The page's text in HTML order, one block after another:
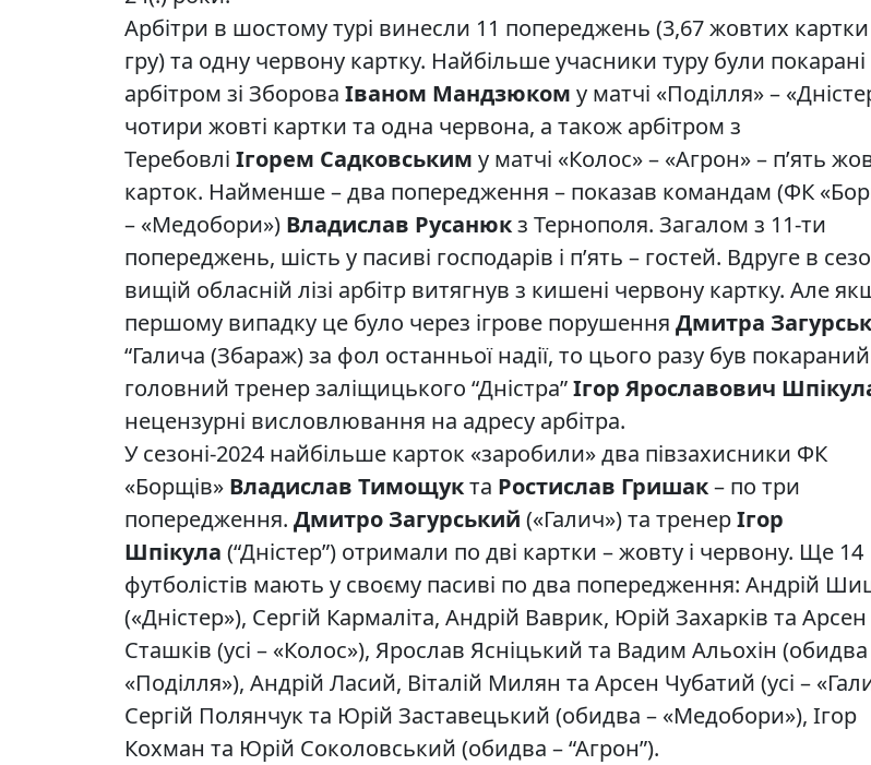
Арбітри в шостому турі винесли 11 попереджень (3,67 жовтих картки
гру) та одну червону картку. Найбільше учасники туру були покарані
арбітром зі Зборова Іваном Мандзюком у матчі «Поділля» –
чотири жовті картки та одна червона, а також арбітром з
Теребовлі Ігорем Садковським у матчі «Колос» – «Агрон» – п’ять
карток. Найменше – два попередження – показав командам (ФК
– «Медобори») Владислав Русанюкз Тернополя. Загалом з 11-ти
попереджень, шість у пасиві господарів і п’ять – гостей. Вдруге в
вищій обласній лізі арбітр витягнув з кишені червону картку. Але
першому випадку це було через ігрове порушення Дмитра
“Галича (Збараж) за фол останньої надії, то цього разу був покараний
головний тренер заліщицького “Дністра”Ігор Ярославович
нецензурні висловлювання на адресу арбітра.
У сезоні-2024 найбільше карток «заробили» два півзахисники ФК
«Борщів» Владислав Тимощукта Ростислав Гришак– по три
попередження. Дмитро Загурський («Галич») та тренерІгор
Шпікула (“Дністер”) отримали по дві картки – жовту і червону. Ще 14
футболістів мають у своєму пасиві по два попередження: Андрій
(«Дністер»), Сергій Кармаліта, Андрій Ваврик, Юрій Захарків та Арсен
Сташків (усі – «Колос»), Ярослав Ясніцький та Вадим Альохін
«Поділля»), Андрій Ласий, Віталій Милян та Арсен Чубатий (усі –
Сергій Полянчук та Юрій Заставецький (обидва – «Медобори»), Ігор
Кохман та Юрій Соколовський (обидва – “Агрон”).